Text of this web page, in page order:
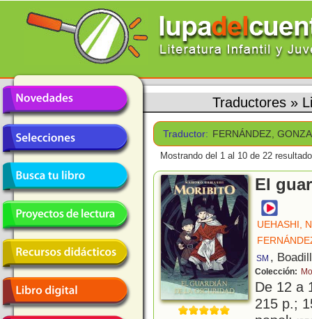
Traductores »
Traductor: FERNÁNDEZ,
Mostrando del 1 al 10 de 22
El
UEHASHI,
SM ,
Colección:
De 12 a
215 p.;